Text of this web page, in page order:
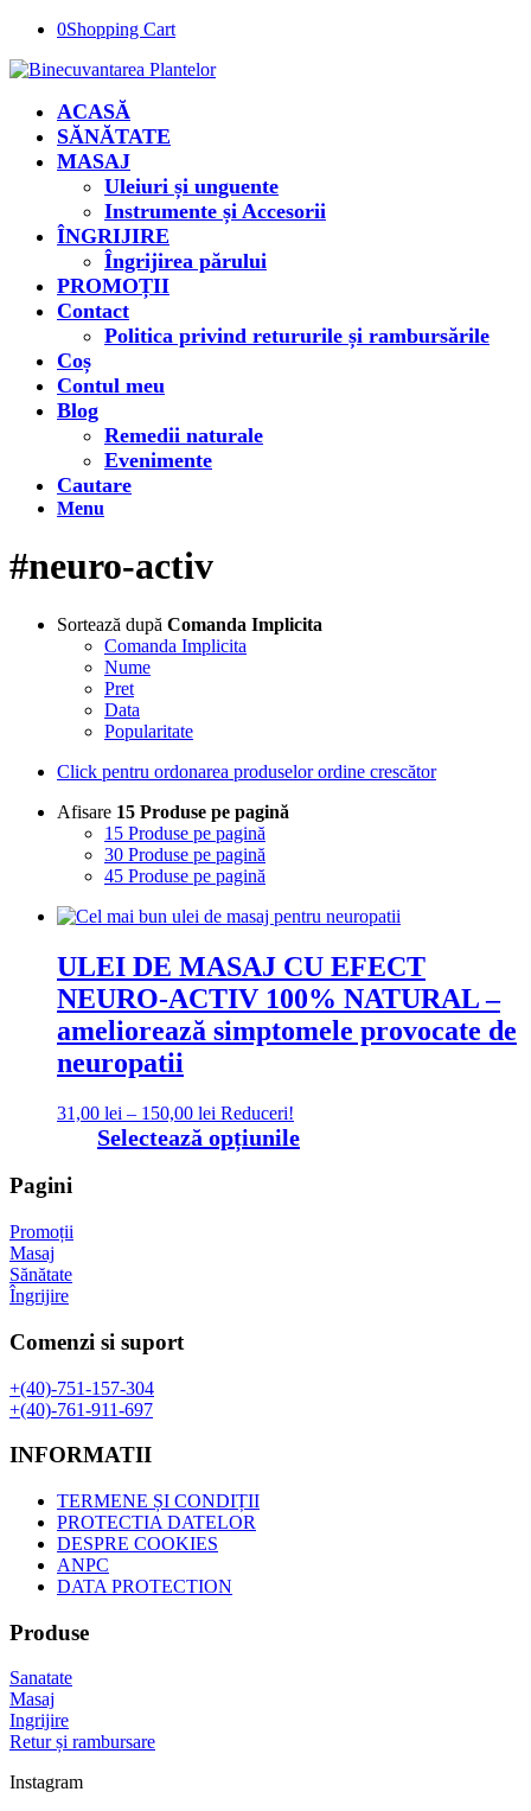
0Shopping Cart
ACASĂ
SĂNĂTATE
MASAJ
Uleiuri și unguente
Instrumente și Accesorii
ÎNGRIJIRE
Îngrijirea părului
PROMOȚII
Contact
Politica privind retururile și rambursările
Coș
Contul meu
Blog
Remedii naturale
Evenimente
Cautare
Menu
#neuro-activ
Sortează după Comanda Implicita
Comanda Implicita
Nume
Pret
Data
Popularitate
Click pentru ordonarea produselor ordine crescător
Afisare 15 Produse pe pagină
15 Produse pe pagină
30 Produse pe pagină
45 Produse pe pagină
ULEI DE MASAJ CU EFECT
NEURO-ACTIV 100% NATURAL –
ameliorează simptomele provocate de
neuropatii
31,00 lei – 150,00 lei Interval
de
prețuri:
Reduceri!
Selectează opțiunile
Pagini
Promoții
Masaj
Sănătate
Îngrijire
Comenzi si suport
+(40)-751-157-304
+(40)-761-911-697
INFORMATII
TERMENE ȘI CONDIȚII
PROTECTIA DATELOR
DESPRE COOKIES
ANPC
DATA PROTECTION
Produse
Sanatate
Masaj
Ingrijire
Retur și rambursare
Instagram